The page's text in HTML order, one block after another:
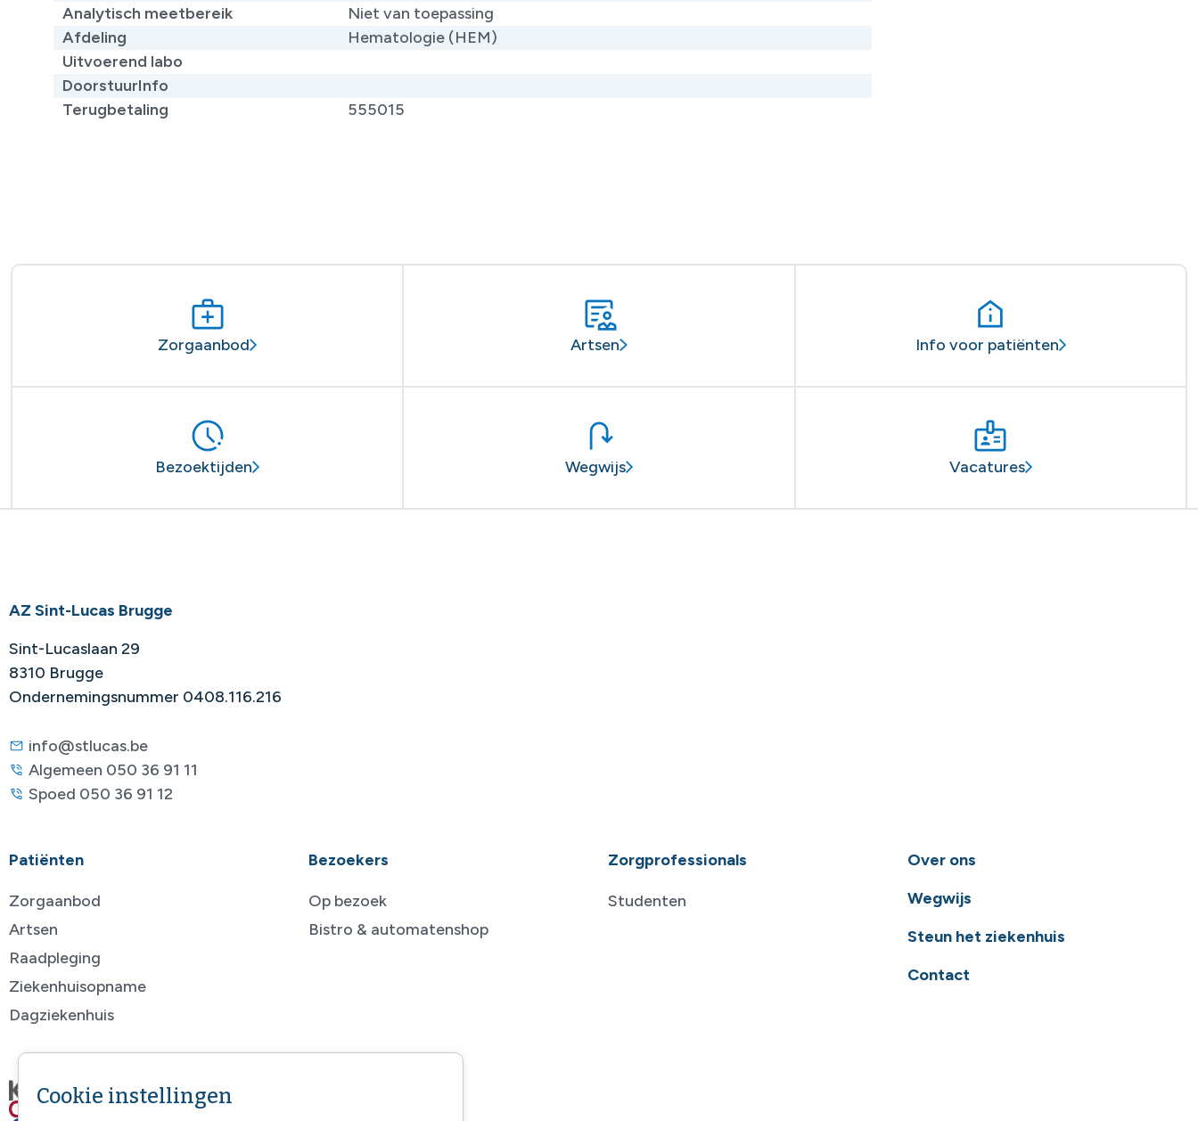
Analytisch meetbereik
Niet van toepassing
Afdeling
Hematologie (HEM)
Uitvoerend labo
DoorstuurInfo
Terugbetaling
555015
Zorgaanbod Artsen Info voor patiënten
Bezoektijden Wegwijs Vacatures
AZ Sint-Lucas Brugge
Sint-Lucaslaan 29
8310 Brugge
Ondernemingsnummer 0408.116.216
info@stlucas.be
Algemeen 050 36 91 11
Spoed 050 36 91 12
Patiënten
Zorgaanbod
Artsen
Raadpleging
Ziekenhuisopname
Dagziekenhuis
Bezoekers
Op bezoek
Bistro & automatenshop
Zorgprofessionals
Studenten
Over ons
Wegwijs
Steun het ziekenhuis
Contact
Cookie instellingen